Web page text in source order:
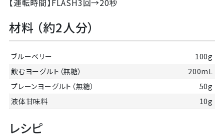
材料 （約2人分）
ブルーベリー
100g
飲むヨーグルト（無糖）
200mL
プレーンヨーグルト（無糖）
50g
液体甘味料
10g
レシピ